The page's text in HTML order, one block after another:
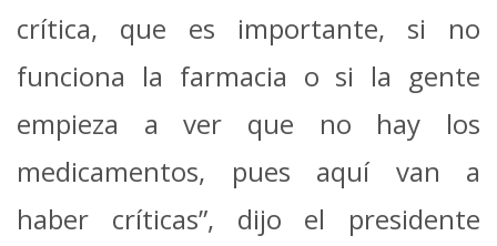
crítica, que es importante, si no
funciona la farmacia o si la gente
empieza a ver que no hay los
medicamentos, pues aquí van a
haber críticas”, dijo el presidente